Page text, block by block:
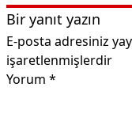
Bir yanıt yazın
E-posta adresiniz
işaretlenmişlerdir
Yorum *